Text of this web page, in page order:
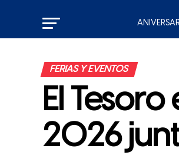
FERIAS Y EVENTOS
El
2026